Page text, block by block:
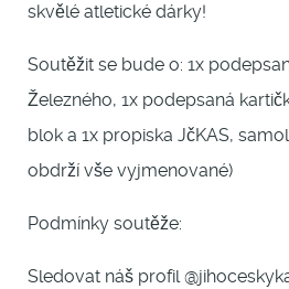
skvělé atletické dárky!
Soutěžit se bude o: 1x
Železného, 1x podepsaná
blok a 1x propiska JčKAS,
obdrží vše vyjmenované)
Podmínky soutěže:
Sledovat náš profil